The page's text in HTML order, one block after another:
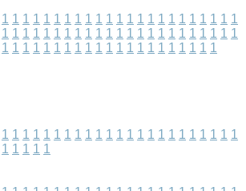
1 1 1 1 1 1 1 1 1 1 1 1 1 1 1 1 1 1 1 1 1 1 1
1 1 1 1 1 1 1 1 1 1 1 1 1 1 1 1 1 1 1 1 1 1 1
1 1 1 1 1 1 1 1 1 1 1 1 1 1 1 1 1 1 1 1 1
1 1 1 1 1 1 1 1 1 1 1 1 1 1 1 1 1 1 1 1 1 1 1
1 1 1 1 1